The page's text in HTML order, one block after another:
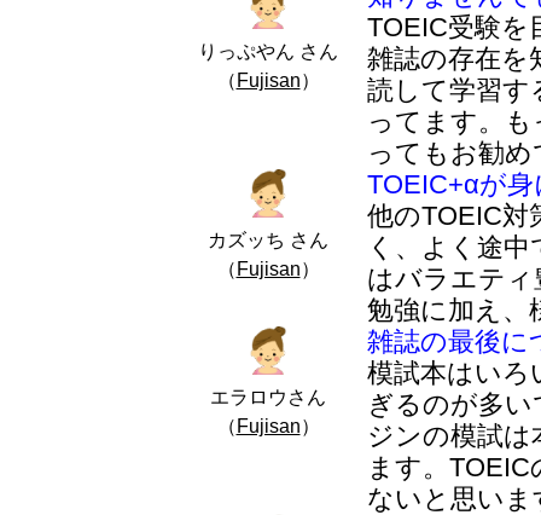
りっぷやん さん
（ Fujisan）
TOEIC受験を
雑誌の存在を
読して学習す
ってます。
ってもお勧め
カズッち さん
（ Fujisan）
TOEIC+αが
他のTOEIC対
く、よく途
はバラエティ
勉強に加え、
エラロウさん
（ Fujisan）
雑誌の最後に
模試本はいろ
ぎるのが多
ジンの模試
ます。
ないと思いま